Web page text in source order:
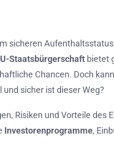
sicheren
Staatsbürgerschaft bietet
Chancen. Doch kann
und sicher istdieserWeg?
Risiken und Vorteile des
Investorenprogramme,